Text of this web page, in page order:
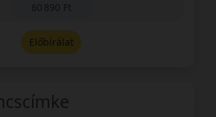
60 890 Ft
Előbírálat